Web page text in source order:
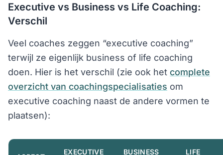
Executive vs Business vs Life Coaching:
Verschil
Veel coaches zeggen “executive coaching”
terwijl ze eigenlijk business of life coaching
doen. Hier is het verschil (zie ook het complete
overzicht van coachingspecialisaties om
executive coaching naast de andere vormen te
plaatsen):
EXECUTIVE BUSINESS LIFE